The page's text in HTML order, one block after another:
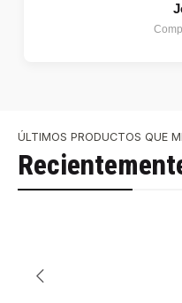
ÚLTIMOS PRODUCTOS QUE